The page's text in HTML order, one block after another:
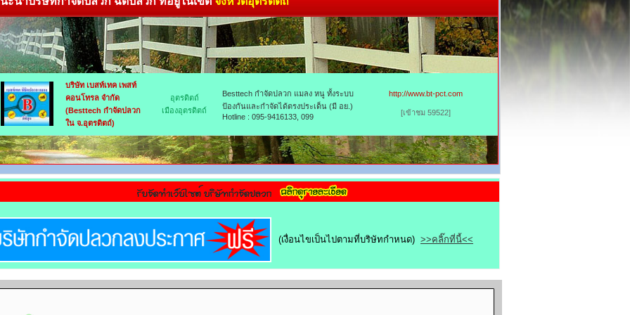
บริษัท เบสท์เทค เพสท์
คอนโทรล จำกัด
(Besttech กำจัดปลวก
ใน จ.อุตรดิตถ์)
อุตรดิตถ์
เมืองอุตรดิตถ์
Besttech กำจัดปลวก แมลง หนู ทั้งระบบ
ป้องกันและกำจัดได้ตรงประเด็น (มี อย.)
Hotline : 095-9416133, 099
http://www.bt-pct.com
[เข้าชม 59522]
(เงื่อนไขเป็นไปตามที่บริษัทกำหนด) >>คลิ๊กที่นี้<<